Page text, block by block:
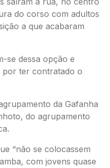
do corso com adultos
a que acabaram
se dessa opção e
por ter contratado o
da Gafanha
do agrupamento
“não se colocassem
com jovens quase